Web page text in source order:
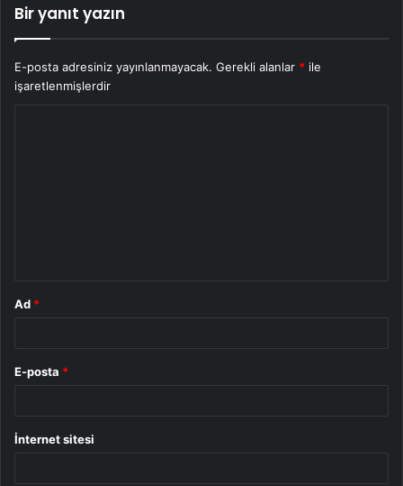
Bir yanıt yazın
E-posta adresiniz yayınlanmayacak. Gerekli alanlar * ile
işaretlenmişlerdir
Ad *
E-posta *
İnternet sitesi